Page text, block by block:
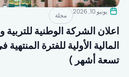
يونيو 10, 2026 مجلة
اعلان الشركة الوطنية للتربية
تسعة أشهر )